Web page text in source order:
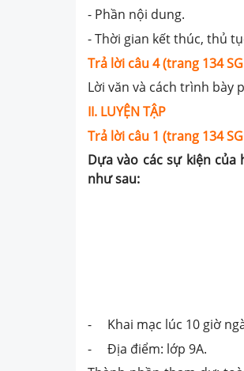
- Phần nội dung.
- Thời gian kết thúc, thủ
Trả lời câu 4 (trang 134
Lời văn và cách trình bày
II. LUYỆN TẬP
Trả lời câu 1 (trang 134
Dựa vào các sự kiện
như sau:
- Khai mạc lúc 10 giờ
- Địa điểm: lớp 9A.